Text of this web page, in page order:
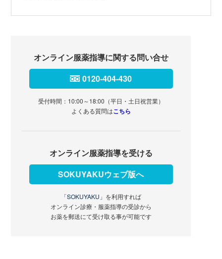
オンライン服薬指導に関する問い合せ
0120-404-430
受付時間：10:00～18:00（平日・土日祝営業）
よくある質問はこちら
オンライン服薬指導を受ける
SOKUYAKUウェブ版へ
「SOKUYAKU」 を利用すれば
オンライン診療・服薬指導の受診から
お薬を郵送にて受け取る事が可能です